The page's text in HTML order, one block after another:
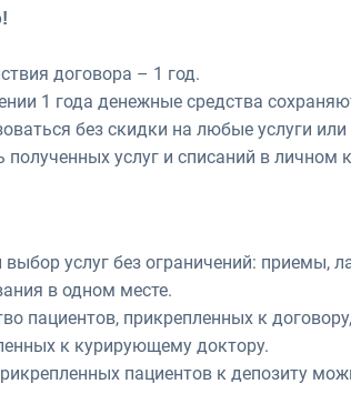
договора – 1 год.
1 года денежные средства
без скидки на любые услуги
полученных услуг и списаний в личном
услуг без ограничений: приемы,
в одном месте.
пациентов, прикрепленных к
к курирующему доктору.
пациентов к депозиту